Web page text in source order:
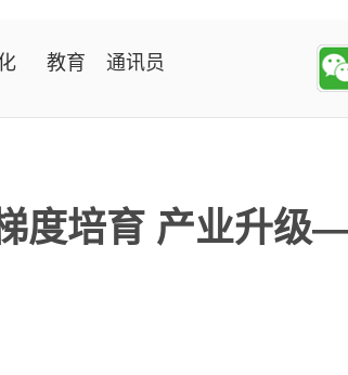
教育 通讯员
梯度培育 产业升